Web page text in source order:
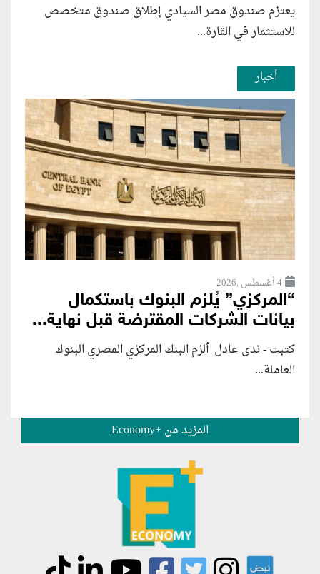
يعتزم صندوق مصر السيادي إطلاق صندوق متخصص
للاستثمار في القارة...
أخبار
4 أغسطس ,2026
“المركزي” يُلزم البنوك باستكمال
بيانات الشركات المقترضة قبل نهاية...
كتبت - ندى عادل ألزم البنك المركزي المصري البنوك
العاملة...
المزيد من +Economy